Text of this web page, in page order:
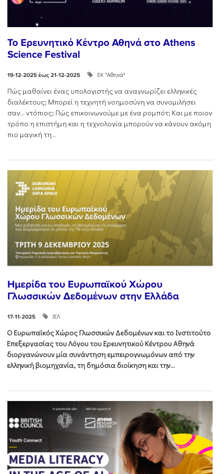
Το Ερευνητικό Κέντρο Αθηνά στο Athens
Science Festival
19-12-2025 έως 21-12-2025 ΕΚ "Αθηνά"
Πώς μαθαίνει ένας υπολογιστής να αναγνωρίζει ελληνικές
διαλέκτους; Μπορεί η τεχνητή νοημοσύνη να συνομιλήσει
σαν… ντόπιος; Πώς επικοινωνούμε με ένα ρομπότ; Και με ποιον
τρόπο η επιστήμη και η τεχνολογία μπορούν να κάνουν ακόμη
πιο μαγική τη...
Ημερίδα του Ευρωπαϊκού Χώρου
Γλωσσικών Δεδομένων στην Ελλάδα
17-11-2025 ΙΕΛ
Ο Ευρωπαϊκός Χώρος Γλωσσικών Δεδομένων και το Ινστιτούτο
Επεξεργασίας του Λόγου του Ερευνητικού Κέντρου Αθηνά
διοργανώνουν μία συνάντηση εμπειρογνωμόνων από την
ελληνική βιομηχανία, τη δημόσια διοίκηση και την...